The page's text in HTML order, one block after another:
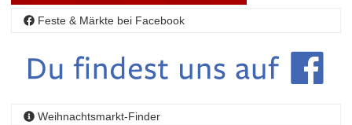
Feste & Märkte bei Facebook
Weihnachtsmarkt-Finder